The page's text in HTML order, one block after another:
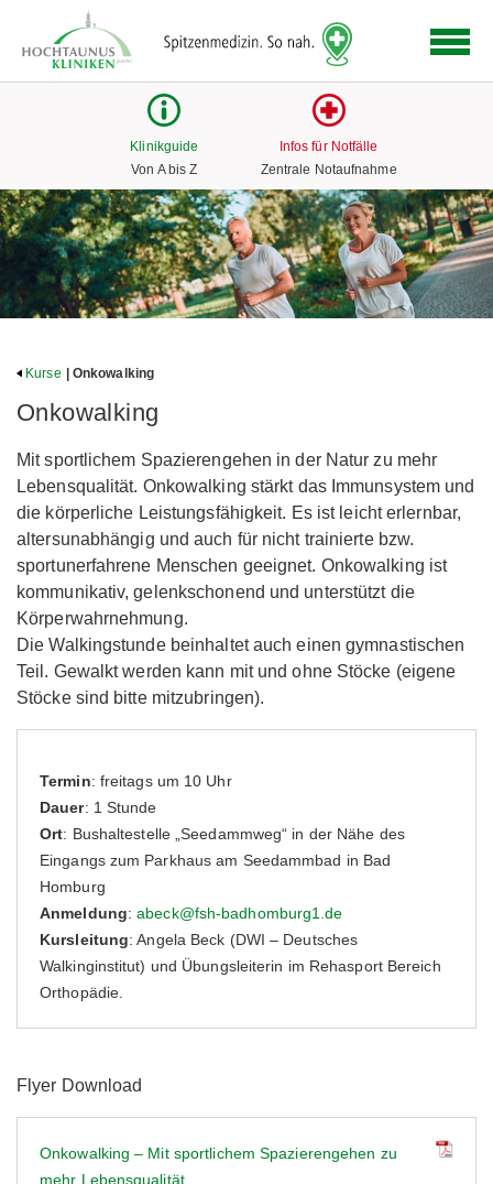
Link
zur
Startseite
Klinikguide
Von A bis Z
Infos für Notfälle
Zentrale Notaufnahme
Kurse | Onkowalking
Onkowalking
Mit sportlichem Spazierengehen in der Natur zu mehr
Lebensqualität. Onkowalking stärkt das Immunsystem und
die körperliche Leistungsfähigkeit. Es ist leicht erlernbar,
altersunabhängig und auch für nicht trainierte bzw.
sportunerfahrene Menschen geeignet. Onkowalking ist
kommunikativ, gelenkschonend und unterstützt die
Körperwahrnehmung.
Die Walkingstunde beinhaltet auch einen gymnastischen
Teil. Gewalkt werden kann mit und ohne Stöcke (eigene
Stöcke sind bitte mitzubringen).
Termin: freitags um 10 Uhr
Dauer: 1 Stunde
Ort: Bushaltestelle „Seedammweg“ in der Nähe des
Eingangs zum Parkhaus am Seedammbad in Bad
Homburg
Anmeldung:abeck@fsh-badhomburg1.de
Kursleitung: Angela Beck (DWI – Deutsches
Walkinginstitut) und Übungsleiterin im Rehasport Bereich
Orthopädie.
Flyer Download
Onkowalking – Mit sportlichem Spazierengehen zu
mehr Lebensqualität